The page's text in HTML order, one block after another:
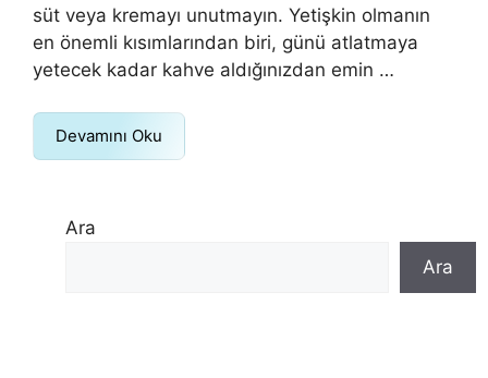
süt veya kremayı unutmayın. Yetişkin olmanın
en önemli kısımlarından biri, günü atlatmaya
yetecek kadar kahve aldığınızdan emin …
Devamını Oku
Ara
Ara